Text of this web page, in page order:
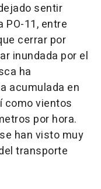
sentir
11, entre
cerrar por
inundada por el
ha
acumulada en
como vientos
por hora.
han visto muy
transporte